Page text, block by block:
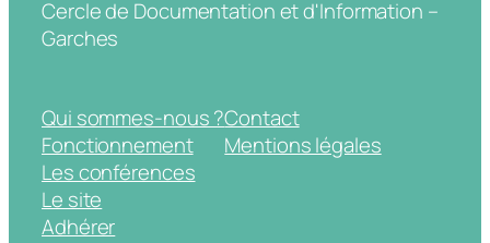
Cercle de Documentation et d'Information –
Garches
Qui sommes-nous ?
Fonctionnement
Les conférences
Le site
Adhérer
Contact
Mentions légales